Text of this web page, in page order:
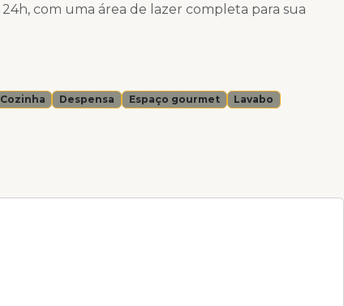
com uma área de lazer completa para sua
Cozinha Despensa Espaço gourmet
Lavabo